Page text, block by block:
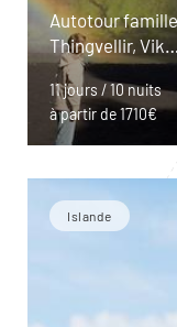
Autotour famille
Thingvellir, Vik…
11 jours / 10 nuits
à partir de 1710€
Islande